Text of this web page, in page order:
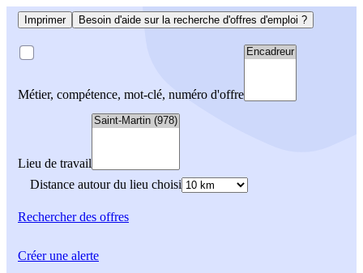
Imprimer Besoin d'aide sur la recherche d'offres d'emploi ?
Métier, compétence, mot-clé, numéro d'offre
Lieu de travail
Distance autour du lieu choisi
Rechercherdes offres
Créer une alerte